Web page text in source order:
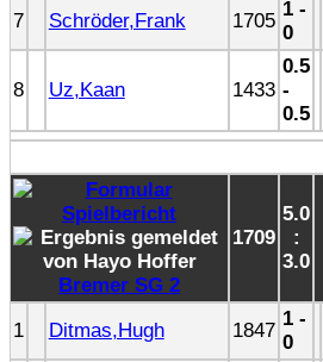
7 Schröder,Frank 1705
1 -
0
8 Uz,Kaan 1433
0.5
-
0.5
Bremer SG 2
1709
5.0
:
3.0
1 Ditmas,Hugh 1847
1 -
0